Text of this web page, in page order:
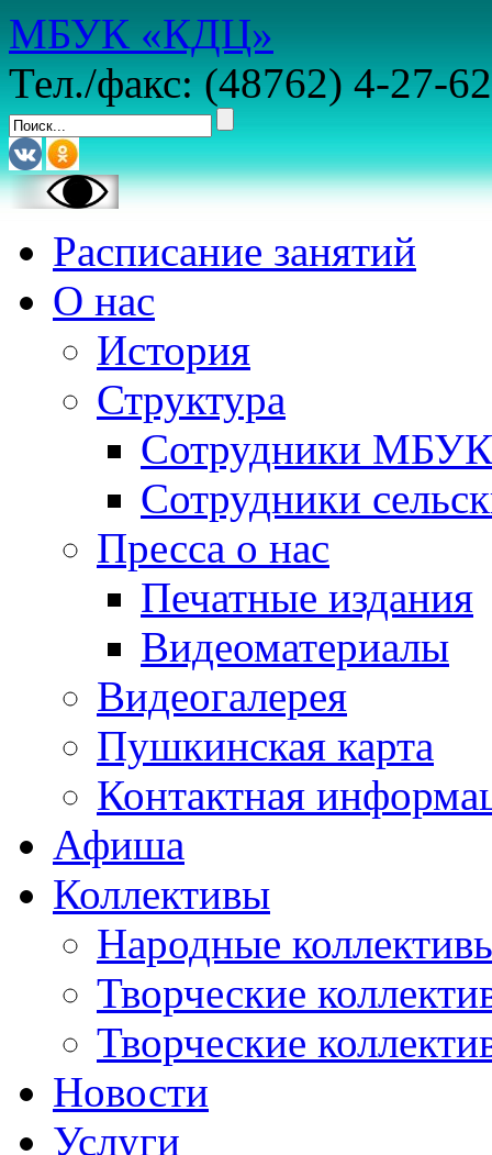
МБУК «КДЦ»
Тел./факс: (48762) 4-27-62
Расписание занятий
О нас
История
Структура
Сотрудники
Сотрудники
Пресса о нас
Печатные издания
Видеоматериалы
Видеогалерея
Пушкинская карта
Контактная
Афиша
Коллективы
Народные
Творческие
Творческие
Новости
Услуги